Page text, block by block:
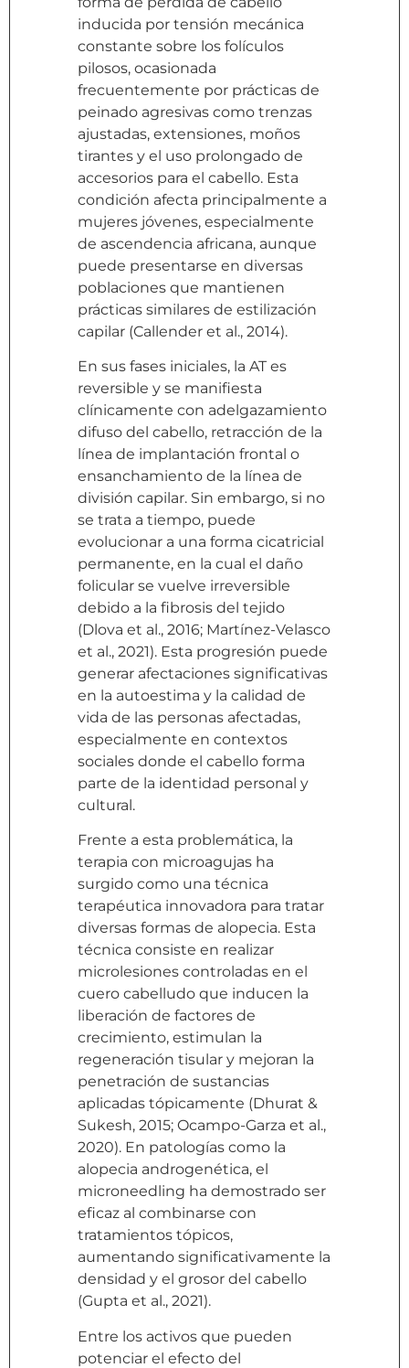
inducida por tensión mecánica
constante sobre los folículos
pilosos, ocasionada
frecuentemente por prácticas de
peinado agresivas como trenzas
ajustadas, extensiones, moños
tirantes y el uso prolongado de
accesorios para el cabello. Esta
condición afecta principalmente a
mujeres jóvenes, especialmente
de ascendencia africana, aunque
puede presentarse en diversas
poblaciones que mantienen
prácticas similares de estilización
capilar (Callender et al., 2014).
En sus fases iniciales, la AT es
reversible y se manifiesta
clínicamente con adelgazamiento
difuso del cabello, retracción de la
línea de implantación frontal o
ensanchamiento de la línea de
división capilar. Sin embargo, si no
se trata a tiempo, puede
evolucionar a una forma cicatricial
permanente, en la cual el daño
folicular se vuelve irreversible
debido a la fibrosis del tejido
(Dlova et al., 2016; Martínez-Velasco
et al., 2021). Esta progresión puede
generar afectaciones significativas
en la autoestima y la calidad de
vida de las personas afectadas,
especialmente en contextos
sociales donde el cabello forma
parte de la identidad personal y
cultural.
Frente a esta problemática, la
terapia con microagujas ha
surgido como una técnica
terapéutica innovadora para tratar
diversas formas de alopecia. Esta
técnica consiste en realizar
microlesiones controladas en el
cuero cabelludo que inducen la
liberación de factores de
crecimiento, estimulan la
regeneración tisular y mejoran la
penetración de sustancias
aplicadas tópicamente (Dhurat &
Sukesh, 2015; Ocampo-Garza et al.,
2020). En patologías como la
alopecia androgenética, el
microneedling ha demostrado ser
eficaz al combinarse con
tratamientos tópicos,
aumentando significativamente la
densidad y el grosor del cabello
(Gupta et al., 2021).
Entre los activos que pueden
potenciar el efecto del